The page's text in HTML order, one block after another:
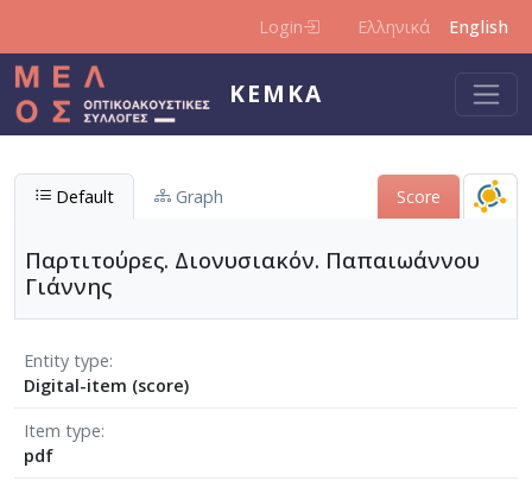
Login Ελληνικά English
KEMKA
Default Graph Score
Παρτιτούρες. Διονυσιακόν. Παπαιωάννου
Γιάννης
Entity type
Digital-item (score)
Item type
pdf